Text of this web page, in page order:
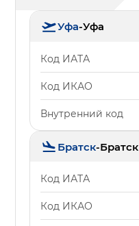
Уфа-Уфа
Код ИАТА
Код ИКАО
Внутренний код
Братск-Братск
Код ИАТА
Код ИКАО